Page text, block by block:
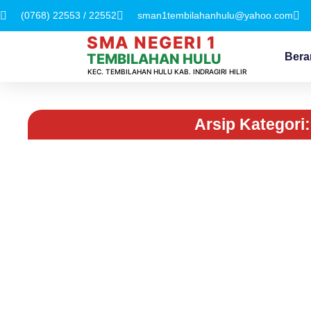
(0768) 22553 / 22552 sman1tembilahanhulu@yahoo.com
SMA NEGERI 1
TEMBILAHAN HULU
KEC. TEMBILAHAN HULU KAB. INDRAGIRI HILIR
Arsip